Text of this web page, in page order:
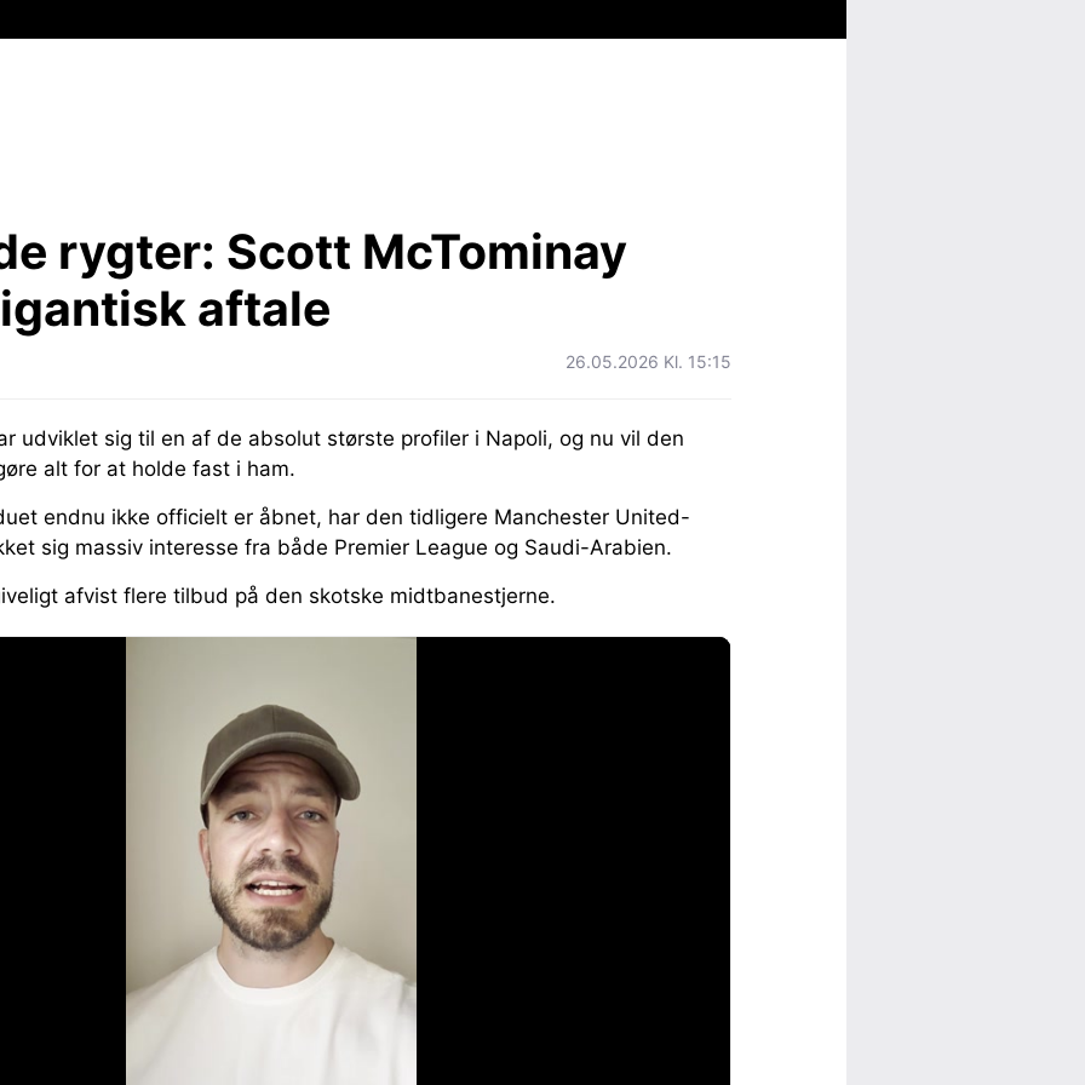
rygter: Scott McTominay
aftale
26.05.2026 Kl. 15:15
udviklet sig til en af de absolut største profiler i Napoli, og nu vil den
alt for at holde fast i ham.
endnu ikke officielt er åbnet, har den tidligere Manchester United-
sig massiv interesse fra både Premier League og Saudi-Arabien.
afvist flere tilbud på den skotske midtbanestjerne.